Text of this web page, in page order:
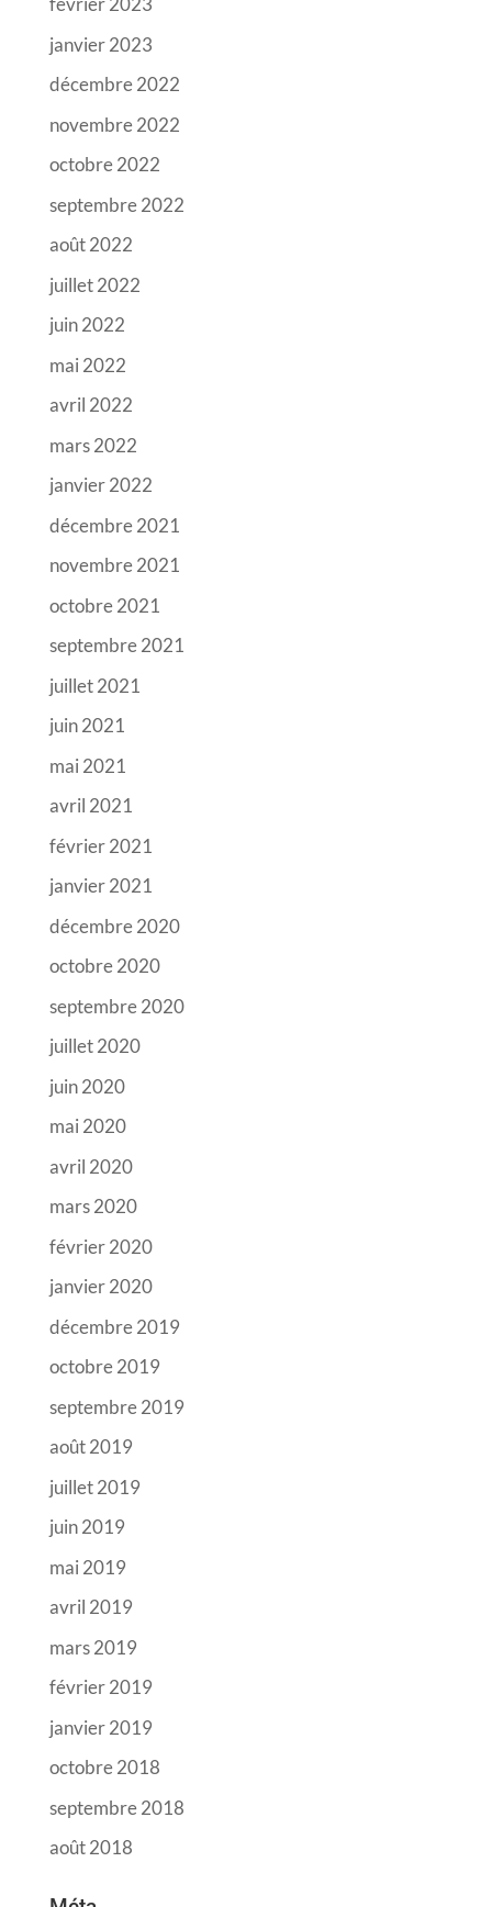
janvier 2023
décembre 2022
novembre 2022
octobre 2022
septembre 2022
août 2022
juillet 2022
juin 2022
mai 2022
avril 2022
mars 2022
janvier 2022
décembre 2021
novembre 2021
octobre 2021
septembre 2021
juillet 2021
juin 2021
mai 2021
avril 2021
février 2021
janvier 2021
décembre 2020
octobre 2020
septembre 2020
juillet 2020
juin 2020
mai 2020
avril 2020
mars 2020
février 2020
janvier 2020
décembre 2019
octobre 2019
septembre 2019
août 2019
juillet 2019
juin 2019
mai 2019
avril 2019
mars 2019
février 2019
janvier 2019
octobre 2018
septembre 2018
août 2018